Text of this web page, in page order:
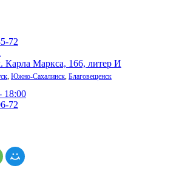
72
Карла Маркса, 166, литер И
, Южно-Сахалинск, Благовещенск
18:00
72